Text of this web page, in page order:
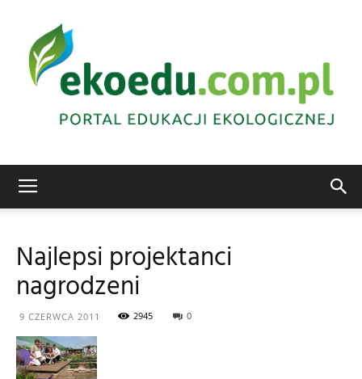
Najlepsi projektanci
nagrodzeni
9 CZERWCA 2011 2945 0